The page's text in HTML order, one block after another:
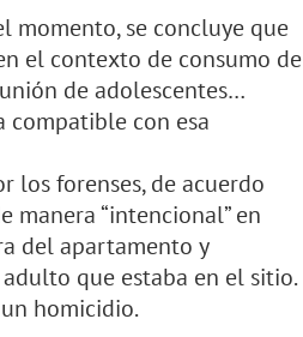
momento, se concluye que
el contexto de consumo de
de adolescentes…
compatible con esa
los forenses, de acuerdo
manera “intencional” en
del apartamento y
que estaba en el sitio.
homicidio.